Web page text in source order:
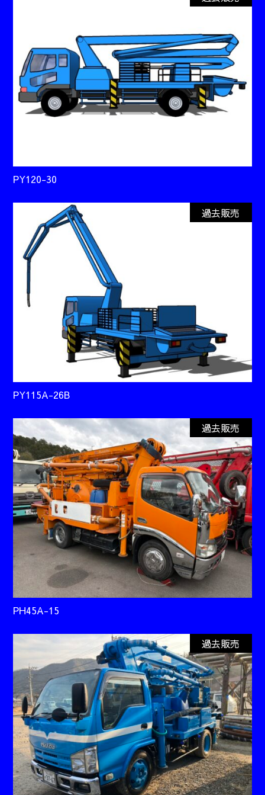
PY120-30
過去販売
PY115A-26B
過去販売
PH45A-15
過去販売